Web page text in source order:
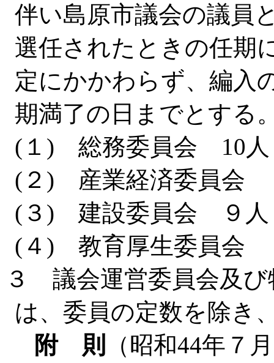
伴い島原市議会の議員
選任されたときの任期
定にかかわらず、編入
期満了の日までとする
(１) 総務委員会 10人
(２) 産業経済委員会
(３) 建設委員会 ９人
(４) 教育厚生委員会
３ 議会運営委員会及び
は、委員の定数を除き
附 則
（昭和44年７